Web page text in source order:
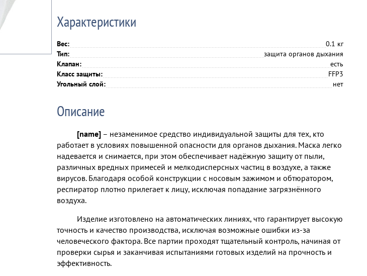
Характеристики
Вес:
0.1 кг
Тип:
защита органов дыхания
Клапан:
есть
Класс защиты:
FFP3
Угольный слой:
нет
Описание
[name] – незаменимое средство индивидуальной защиты для тех, кто
работает в условиях повышенной опасности для органов дыхания. Маска легко
надевается и снимается, при этом обеспечивает надёжную защиту от пыли,
различных вредных примесей и мелкодисперсных частиц в воздухе, а также
вирусов. Благодаря особой конструкции с носовым зажимом и обтюратором,
респиратор плотно прилегает к лицу, исключая попадание загрязнённого
воздуха.
Изделие изготовлено на автоматических линиях, что гарантирует высокую
точность и качество производства, исключая возможные ошибки из-за
человеческого фактора. Все партии проходят тщательный контроль, начиная от
проверки сырья и заканчивая испытаниями готовых изделий на прочность и
эффективность.